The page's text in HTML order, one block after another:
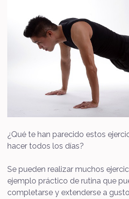
¿Qué te han parecido estos
hacer todos los días?
Se pueden realizar muchos
ejemplo práctico de rutina que
completarse y extenderse a